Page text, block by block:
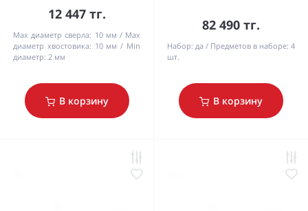
12 447 тг.
Max диаметр сверла: 10 мм
Max
диаметр хвостовика: 10 мм
Min
диаметр: 2 мм
В корзину
82 490 тг.
Набор: да Предметов в наборе: 4
шт.
В корзину